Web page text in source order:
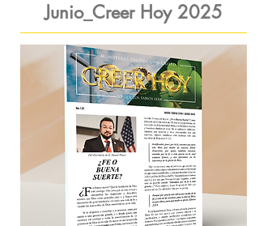
Junio_Creer Hoy 2025